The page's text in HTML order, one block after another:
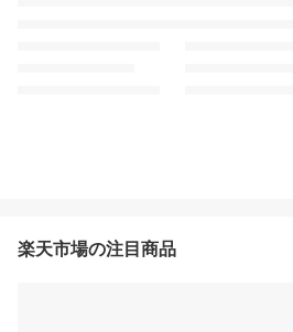
楽天市場の注目商品